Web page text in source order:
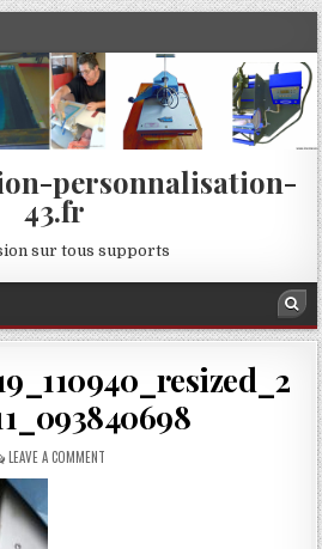
personnalisation-
43.fr
sur tous supports
LEAVE A COMMENTON